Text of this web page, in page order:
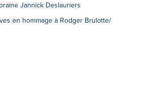
Jannick Deslauriers
en hommage à Rodger Brulotte/